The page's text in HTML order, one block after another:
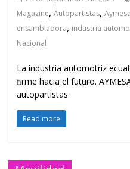
Magazine,Autopartistas,Aymesa
ensambladora, industria
Nacional
La industria automotriz
ﬁrme hacia el futuro.
autopartistas
Read more